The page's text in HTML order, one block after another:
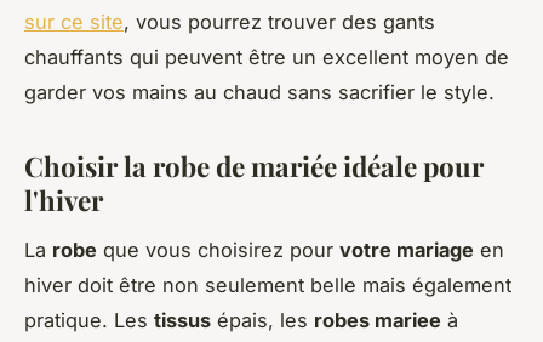
sur ce site, vous pourrez trouver des gants
chauffants qui peuvent être un excellent moyen de
garder vos mains au chaud sans sacrifier le style.
Choisir la robe de mariée idéale pour
l'hiver
La robe que vous choisirez pour votre mariage en
hiver doit être non seulement belle mais également
pratique. Les tissus épais, les robes mariee à